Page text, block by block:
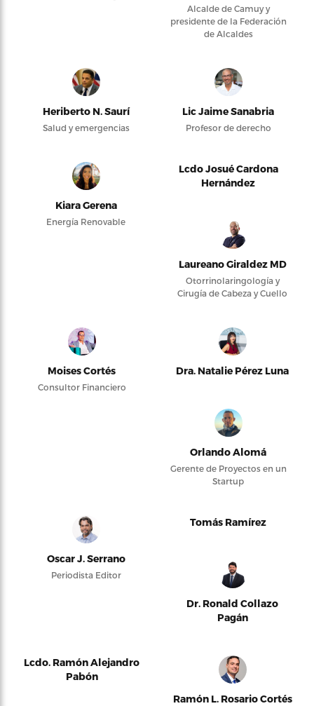
Alcalde de Camuy y
presidente de la Federación
de Alcaldes
Heriberto N. Saurí
Salud y emergencias
Lic Jaime Sanabria
Profesor de derecho
Kiara Gerena
Energía Renovable
Lcdo Josué Cardona
Hernández
Laureano Giraldez MD
Otorrinolaringología y
Cirugía de Cabeza y Cuello
Moises Cortés
Consultor Financiero
Dra. Natalie Pérez Luna
Orlando Alomá
Gerente de Proyectos en un
Startup
Oscar J. Serrano
Periodista Editor
Tomás Ramírez
Dr. Ronald Collazo
Pagán
Lcdo. Ramón Alejandro
Pabón
Ramón L. Rosario Cortés